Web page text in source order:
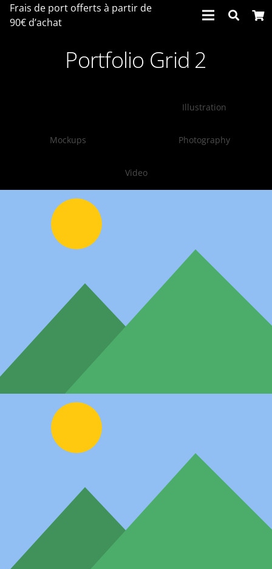
Frais de port offerts à partir de
90€ d’achat
Portfolio Grid 2
Illustration
Mockups Photography
Video